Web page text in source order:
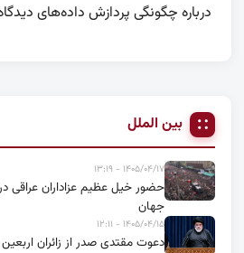
بین الملل
۱۴۰۵/۰۴/۱۷ - ۱۳:۱۹
حضور خیل عظیم عزاداران عراقی
جهان
۱۴۰۵/۰۴/۱۵ - ۱۲:۱۱
دعوت مقتدی صدر از زائران
درباره چگونگی پردازش داده‌های